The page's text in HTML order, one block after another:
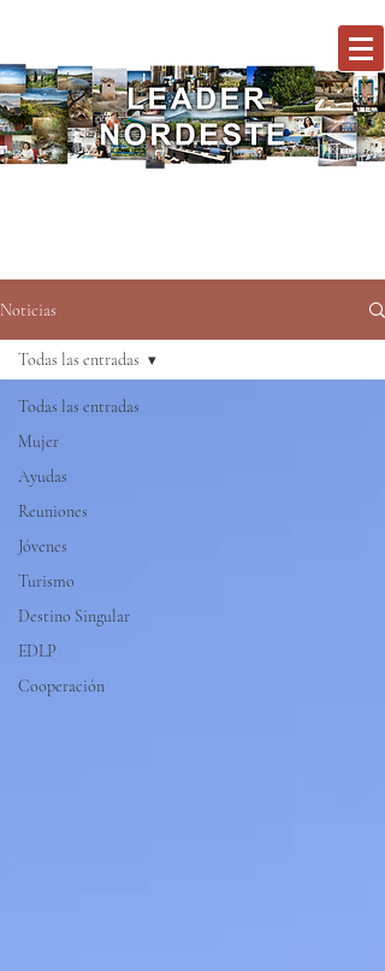
Noticias
Todas las entradas
Mujer
Ayudas
Reuniones
Jóvenes
Turismo
Destino Singular
EDLP
Cooperación
Todas las entradas